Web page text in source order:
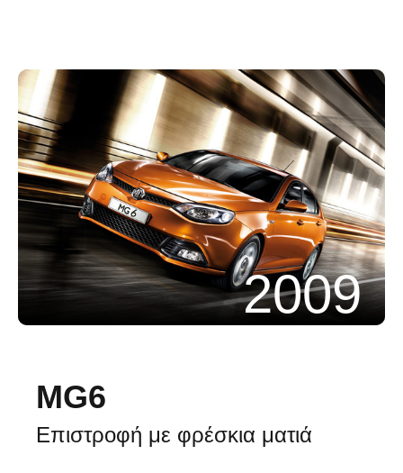
2009
MG6
Επιστροφή με φρέσκια ματιά